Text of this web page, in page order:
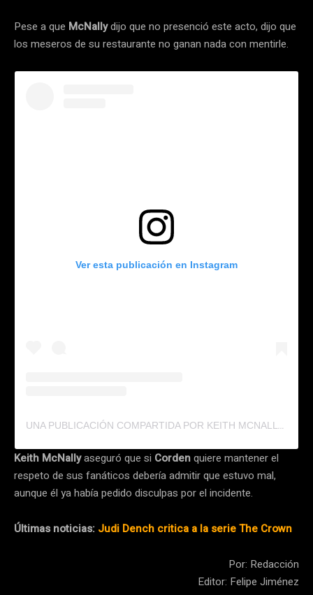
Pese a que McNallydijo que no presenció este acto, dijo que
los meseros de su restaurante no ganan nada con mentirle.
Ver esta publicación en Instagram
UNA PUBLICACIÓN COMPARTIDA POR KEITH MCNALLY (@KEITHMCNALLYNYC)
Keith McNallyaseguró que si Cordenquiere mantener el
respeto de sus fanáticos debería admitir que estuvo mal,
aunque él ya había pedido disculpas por el incidente.
Últimas noticias: Judi Dench critica a la serie The Crown
Por: Redacción
Editor: Felipe Jiménez